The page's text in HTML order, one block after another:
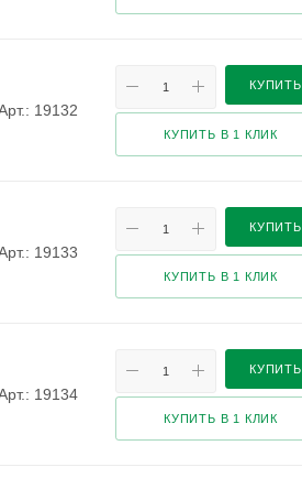
19132
КУПИТЬ
КУПИТЬ В 1 КЛИК
19133
КУПИТЬ
КУПИТЬ В 1 КЛИК
19134
КУПИТЬ
КУПИТЬ В 1 КЛИК